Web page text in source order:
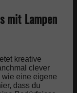
mit Lampen
kreative
clever
wie eine eigene
dass du